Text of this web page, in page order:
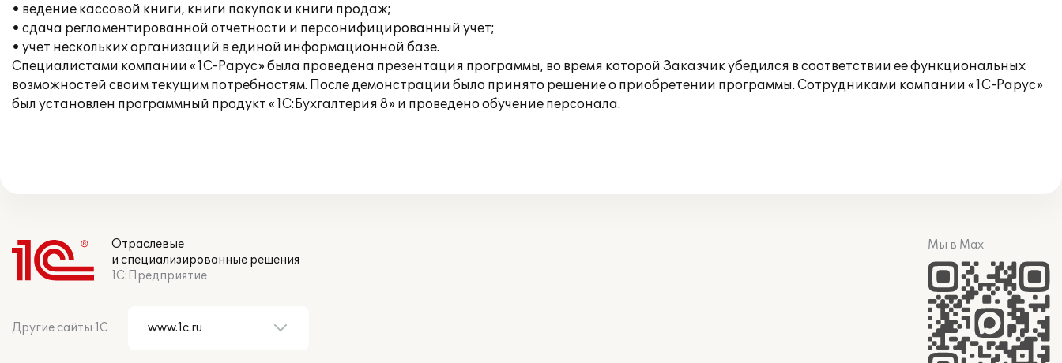
• ведение кассовой книги, книги покупок и книги продаж;
• сдача регламентированной отчетности и персонифицированный учет;
• учет нескольких организаций в единой информационной базе.
Специалистами компании «1С-Рарус» была проведена презентация программы, во время которой Заказчик убедился в соответствии ее функциональных
возможностей своим текущим потребностям. После демонстрации было принято решение о приобретении программы. Сотрудниками компании «1С-Рарус»
был установлен программный продукт «1С:Бухгалтерия 8» и проведено обучение персонала.
Отраслевые
и специализированные решения
1С:Предприятие
Другие сайты 1С
Мы в Max